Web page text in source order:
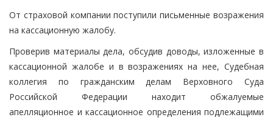
От страховой компании поступили письменные возражения
на кассационную жалобу.
Проверив материалы дела, обсудив доводы, изложенные в
кассационной жалобе и в возражениях на нее, Судебная
коллегия по гражданским делам Верховного Суда
Российской Федерации находит обжалуемые
апелляционное и кассационное определения подлежащими